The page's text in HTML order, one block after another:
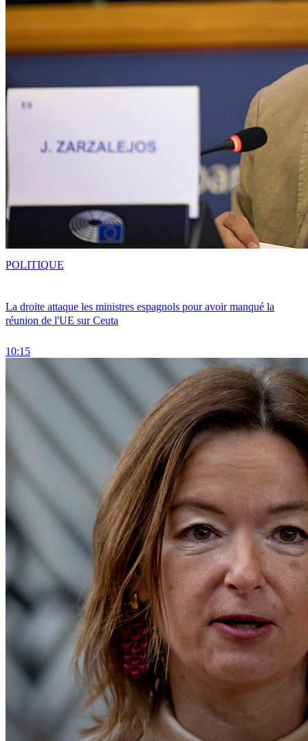
La droite attaque les ministres espagnols pour avoir manqué la
réunion de l'UE sur Ceuta
10:15
POLITIQUE